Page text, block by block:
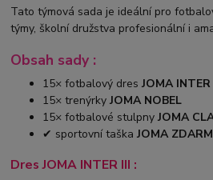
Tato týmová sada je ideální pro
týmy, školní družstva profesionální i
Obsah sady :
15× fotbalový dresJOMA INTER
15× trenýrkyJOMA NOBEL
15× fotbalové stulpnyJOMA
✔ sportovní taškaJOMA
Dres JOMA INTER III :